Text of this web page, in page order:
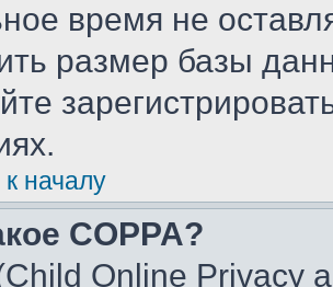
время не
размер базы
началу
COPPA?
Online Privacy